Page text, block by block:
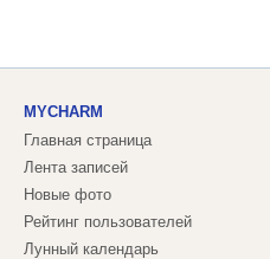
MYCHARM
Главная страница
Лента записей
Новые фото
Рейтинг пользователей
Лунный календарь